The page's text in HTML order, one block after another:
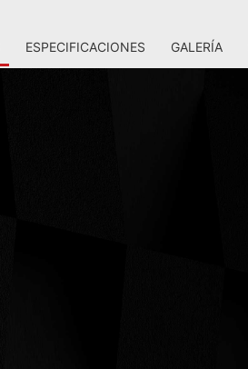
ESPECIFICACIONES GALERÍA